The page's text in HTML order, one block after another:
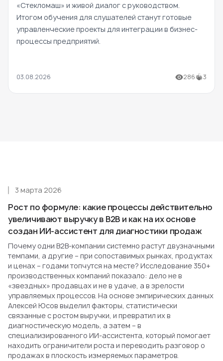
«Стекломаш» и живой диалог с руководством.
Итогом обучения для слушателей станут готовые
управленческие проекты для интеграции в бизнес-
процессы предприятий.
03.08.2026 286 3
Рост по формуле: какие процессы действительно
увеличивают выручку в B2B и как на их основе
создан ИИ-ассистент для диагностики продаж
3 марта 2026
Почему одни B2B-компании системно растут двузначными
темпами, а другие – при сопоставимых рынках, продуктах
и ценах – годами топчутся на месте? Исследование 350+
производственных компаний показало: дело не в
«звездных» продавцах и не в удаче, а в зрелости
управляемых процессов. На основе эмпирических данных
Алексей Юсов выделил факторы, статистически
связанные с ростом выручки, и превратил их в
диагностическую модель, а затем – в
специализированного ИИ-ассистента, который помогает
находить ограничители роста и переводить разговор о
продажах в плоскость измеряемых параметров.